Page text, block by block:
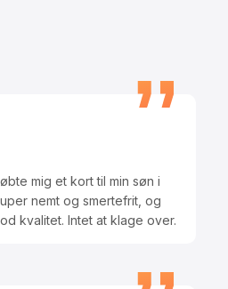
mig et kort til min søn i
nemt og smertefrit, og
kvalitet. Intet at klage over.